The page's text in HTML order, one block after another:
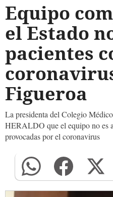
Equipo
el Estado
pacientes
Figueroa
La presidenta del Colegio
HERALDO que el equipo no es
provocadas por el coronavirus